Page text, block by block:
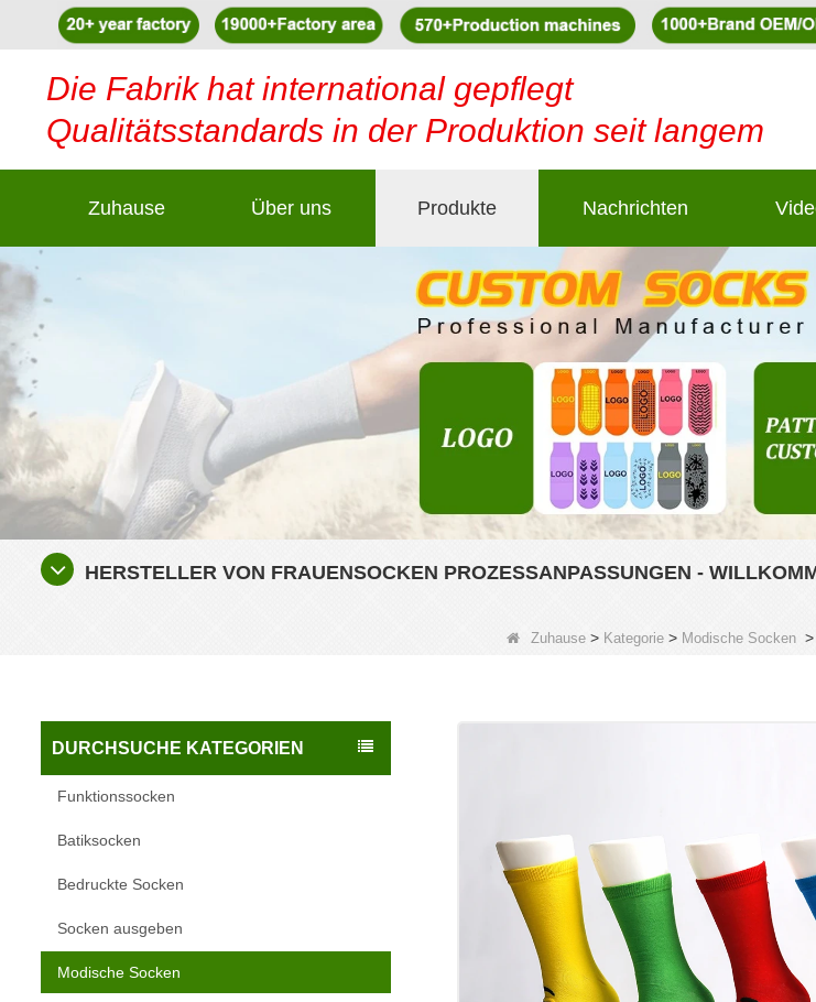
Die Fabrik hat international gepflegt
Qualitätsstandards in der Produktion seit langem
Zuhause Über uns Produkte Nachrichten
HERSTELLER VON FRAUENSOCKEN PROZESSANPASSUNGEN -
Zuhause > Kategorie > Modische Socken >
DURCHSUCHE KATEGORIEN
Funktionssocken
Batiksocken
Bedruckte Socken
Socken ausgeben
Modische Socken